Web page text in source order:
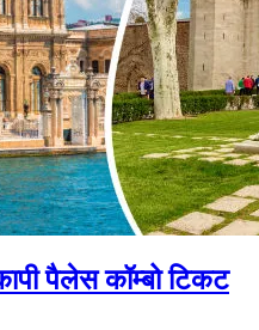
पैलेस कॉम्बो टिकट